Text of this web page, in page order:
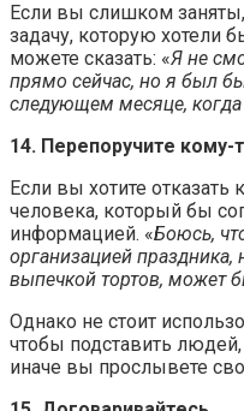
Если вы слишком
задачу, которую хотели
можете сказать: «Я не
прямо сейчас, но я был
следующем месяце, когда
14. Перепоручите кому-
Если вы хотите отказать
человека, который бы
информацией. «Боюсь,
организацией
выпечкой тортов, может
Однако не стоит
чтобы подставить
иначе вы прослывете